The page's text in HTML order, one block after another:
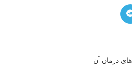
درمان آن